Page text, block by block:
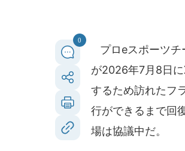
0
プロeスポーツチ
が2026年7月8日
するため訪れたフ
行ができるまで回
場は協議中だ。